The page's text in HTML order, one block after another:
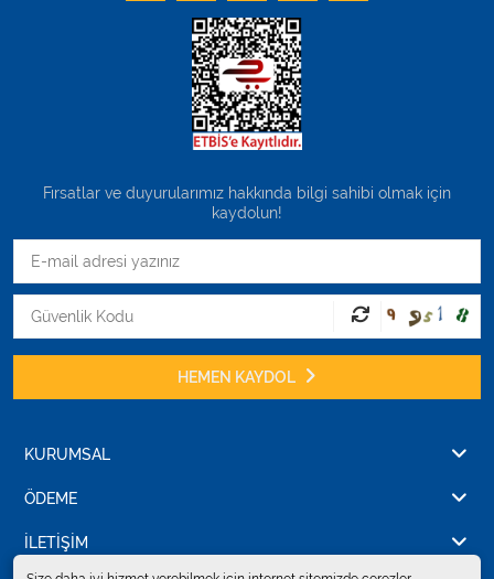
Fırsatlar ve duyurularımız hakkında bilgi sahibi olmak için
kaydolun!
HEMEN KAYDOL
KURUMSAL
ÖDEME
İLETİŞİM